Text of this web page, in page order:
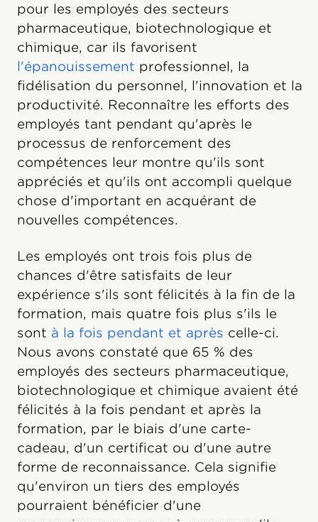
pour les employés des secteurs
pharmaceutique, biotechnologique et
chimique, car ils favorisent
l'épanouissement professionnel, la
fidélisation du personnel, l'innovation et la
productivité. Reconnaître les efforts des
employés tant pendant qu'après le
processus de renforcement des
compétences leur montre qu'ils sont
appréciés et qu'ils ont accompli quelque
chose d'important en acquérant de
nouvelles compétences.
Les employés ont trois fois plus de
chances d'être satisfaits de leur
expérience s'ils sont félicités à la fin de la
formation, mais quatre fois plus s'ils le
sont à la fois pendant et après celle-ci.
Nous avons constaté que 65 % des
employés des secteurs pharmaceutique,
biotechnologique et chimique avaient été
félicités à la fois pendant et après la
formation, par le biais d'une carte-
cadeau, d'un certificat ou d'une autre
forme de reconnaissance. Cela signifie
qu'environ un tiers des employés
pourraient bénéficier d'une